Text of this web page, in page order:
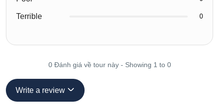
Terrible 0
0 Đánh giá về tour này - Showing 1 to 0
Write a review